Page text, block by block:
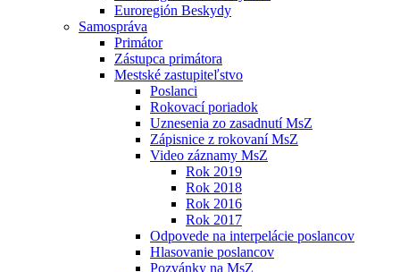
Euroregión Beskydy
Samospráva
Primátor
Zástupca primátora
Mestské zastupiteľstvo
Poslanci
Rokovací poriadok
Uznesenia zo zasadnutí MsZ
Zápisnice z rokovaní MsZ
Video záznamy MsZ
Rok 2019
Rok 2018
Rok 2016
Rok 2017
Odpovede na interpelácie poslancov
Hlasovanie poslancov
Pozvánky na MsZ